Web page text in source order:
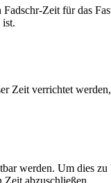
Zeit für das
ist.
Zeit verrichtet
werden. Um dies zu